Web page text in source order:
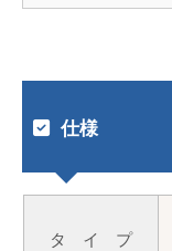
仕様
タ イ プ